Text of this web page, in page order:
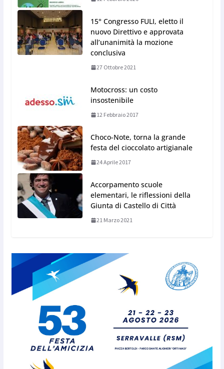
15° Congresso FULI, eletto il
nuovo Direttivo e approvata
all’unanimità la mozione
conclusiva
27 Ottobre 2021
Motocross: un costo
insostenibile
12 Febbraio 2017
Choco-Note, torna la grande
festa del cioccolato artigianale
24 Aprile 2017
Accorpamento scuole
elementari, le riflessioni della
Giunta di Castello di Città
21 Marzo 2021